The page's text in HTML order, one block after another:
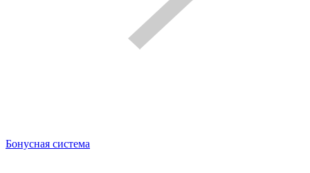
Бонусная система